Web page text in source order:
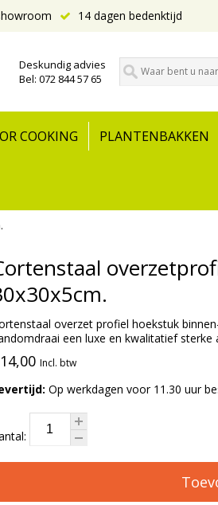
14 dagen bedenktijd
Deskundig advies
Bel: 072 844 57 65
COOKING PLANTENBAKKEN
overzet profiel hoekstuk
een luxe en kwalitatief sterke
Incl. btw
Op werkdagen voor 11.30 uur